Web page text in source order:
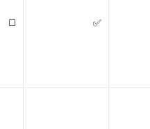
◻️ ✅